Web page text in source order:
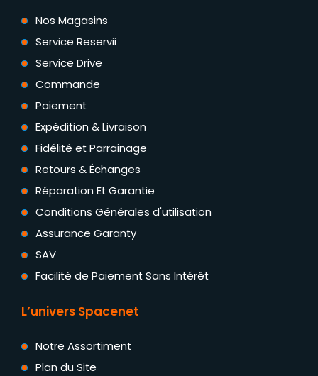
Nos Magasins
Service Reservii
Service Drive
Commande
Paiement
Expédition & Livraison
Fidélité et Parrainage
Retours & Échanges
Réparation Et Garantie
Conditions Générales d'utilisation
Assurance Garanty
SAV
Facilité de Paiement Sans Intérêt
L’univers Spacenet
Notre Assortiment
Plan du Site